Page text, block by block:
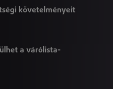
követelményeit
a várólista-